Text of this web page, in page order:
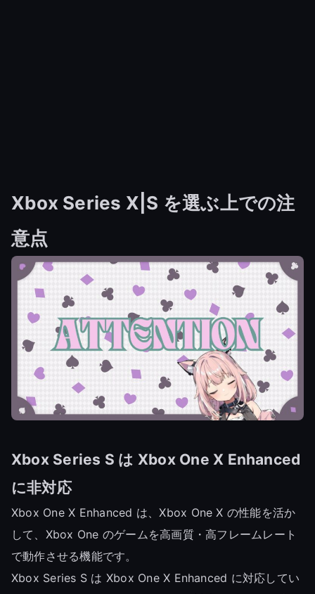
Xbox Series X|S を選ぶ上での注
意点
Xbox Series S は Xbox One X Enhanced
に非対応
Xbox One X Enhanced は、Xbox One X の性能を活か
して、Xbox One のゲームを高画質・高フレームレート
で動作させる機能です。
Xbox Series S は Xbox One X Enhanced に対応してい